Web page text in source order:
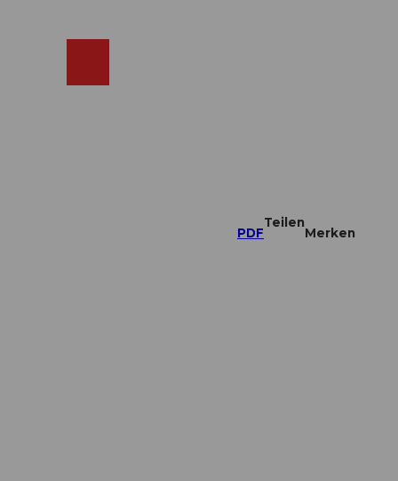
PDF
Teilen
Merken